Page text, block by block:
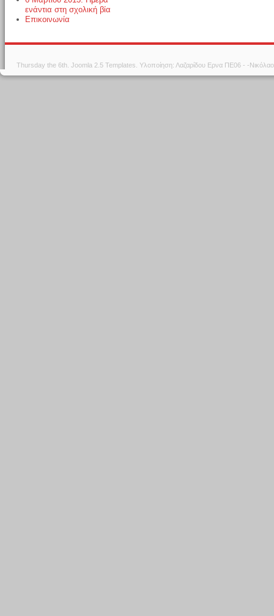
ενάντια στη σχολική βία
Επικοινωνία
Thursday the 6th.Joomla 2.5 Templates . Υλοποίηση: Λαζαρίδου Ερνα ΠΕ06 - -